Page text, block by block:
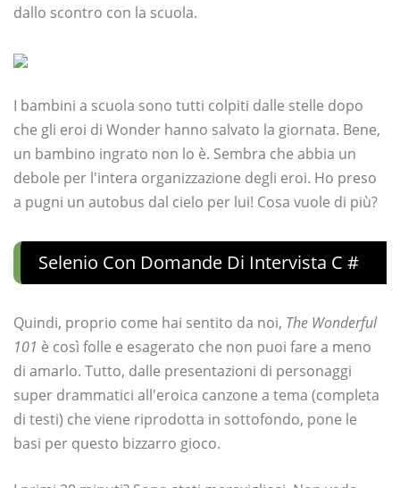
dallo scontro con la scuola.
I bambini a scuola sono tutti colpiti dalle stelle dopo
che gli eroi di Wonder hanno salvato la giornata. Bene,
un bambino ingrato non lo è. Sembra che abbia un
debole per l'intera organizzazione degli eroi. Ho preso
a pugni un autobus dal cielo per lui! Cosa vuole di più?
Selenio Con Domande Di Intervista C #
Quindi, proprio come hai sentito da noi, The Wonderful
101 è così folle e esagerato che non puoi fare a meno
di amarlo. Tutto, dalle presentazioni di personaggi
super drammatici all'eroica canzone a tema (completa
di testi) che viene riprodotta in sottofondo, pone le
basi per questo bizzarro gioco.